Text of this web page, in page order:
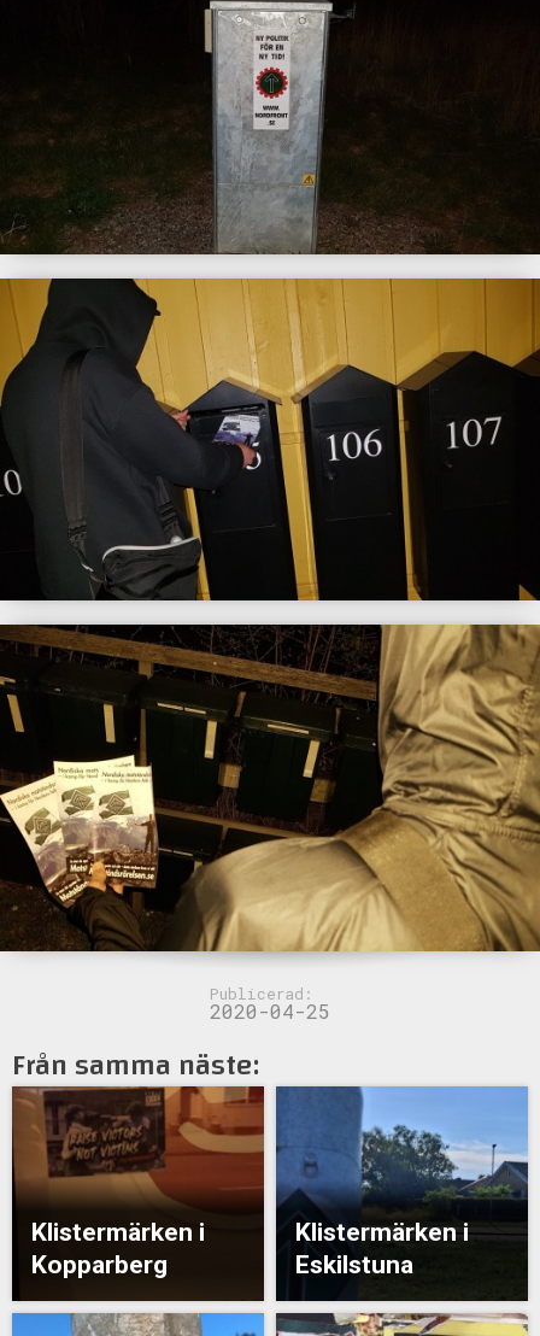
Publicerad:
2020-04-25
Från samma näste:
Klistermärken i
Kopparberg
Klistermärken i
Eskilstuna